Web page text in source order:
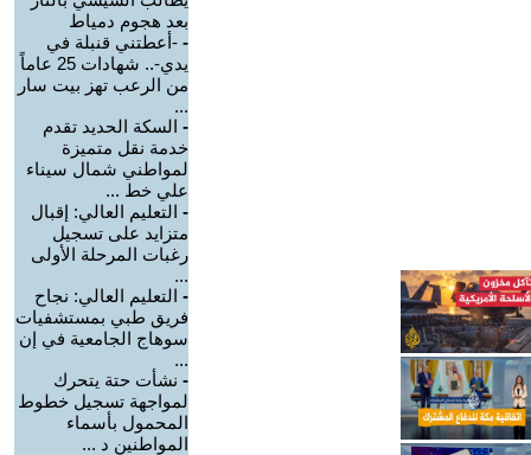
بعد هجوم دمياط
- -أعطتني قنبلة في
يدي-.. شهادات 25 عاماً
من الرعب تهز بيت سار
...
- السكة الحديد تقدم
خدمة نقل متميزة
لمواطني شمال سيناء
علي خط ...
- التعليم العالي: إقبال
متزايد على تسجيل
رغبات المرحلة الأولى
...
- التعليم العالي: نجاح
فريق طبي بمستشفيات
سوهاج الجامعية في إن
...
- نشأت حتة يتحرك
لمواجهة تسجيل خطوط
المحمول بأسماء
المواطنين د ...